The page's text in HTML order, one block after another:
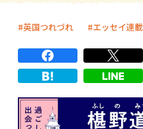
英国つれづれ エッセイ連載